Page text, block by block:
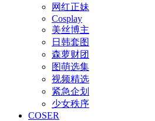
网红正妹
Cosplay
美丝博主
日韩套图
森萝财团
图萌选集
视频精选
紧急企划
少女秩序
COSER